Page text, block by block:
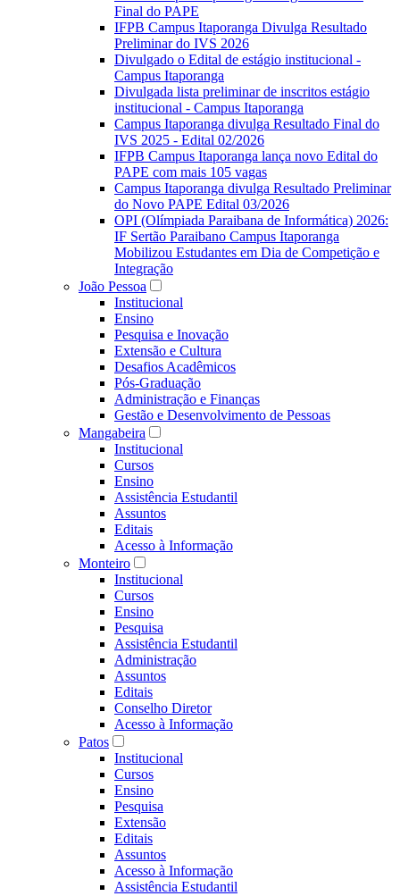
Final do PAPE
IFPB Campus Itaporanga Divulga Resultado
Preliminar do IVS 2026
Divulgado o Edital de estágio institucional -
Campus Itaporanga
Divulgada lista preliminar de inscritos estágio
institucional - Campus Itaporanga
Campus Itaporanga divulga Resultado Final do
IVS 2025 - Edital 02/2026
IFPB Campus Itaporanga lança novo Edital do
PAPE com mais 105 vagas
Campus Itaporanga divulga Resultado Preliminar
do Novo PAPE Edital 03/2026
OPI (Olímpiada Paraibana de Informática) 2026:
IF Sertão Paraibano Campus Itaporanga
Mobilizou Estudantes em Dia de Competição e
Integração
João Pessoa
Institucional
Ensino
Pesquisa e Inovação
Extensão e Cultura
Desafios Acadêmicos
Pós-Graduação
Administração e Finanças
Gestão e Desenvolvimento de Pessoas
Mangabeira
Institucional
Cursos
Ensino
Assistência Estudantil
Assuntos
Editais
Acesso à Informação
Monteiro
Institucional
Cursos
Ensino
Pesquisa
Assistência Estudantil
Administração
Assuntos
Editais
Conselho Diretor
Acesso à Informação
Patos
Institucional
Cursos
Ensino
Pesquisa
Extensão
Editais
Assuntos
Acesso à Informação
Assistência Estudantil